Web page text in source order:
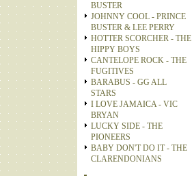
BUSTER
JOHNNY COOL - PRINCE
BUSTER & LEE PERRY
HOTTER SCORCHER - THE
HIPPY BOYS
CANTELOPE ROCK - THE
FUGITIVES
BARABUS - GG ALL
STARS
I LOVE JAMAICA - VIC
BRYAN
LUCKY SIDE - THE
PIONEERS
BABY DON'T DO IT - THE
CLARENDONIANS